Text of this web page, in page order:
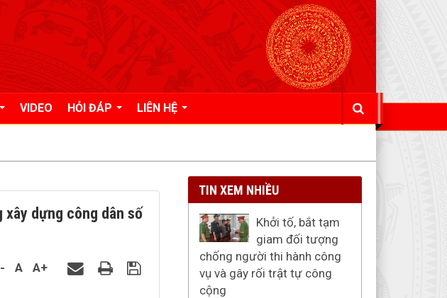
VIDEO HỎI ĐÁP LIÊN HỆ
dựng công dân số
A A+
TIN XEM NHIỀU
Khởi tố, bắt tạm
giam đối tượng
chống người thi hành công
vụ và gây rối trật tự công
cộng